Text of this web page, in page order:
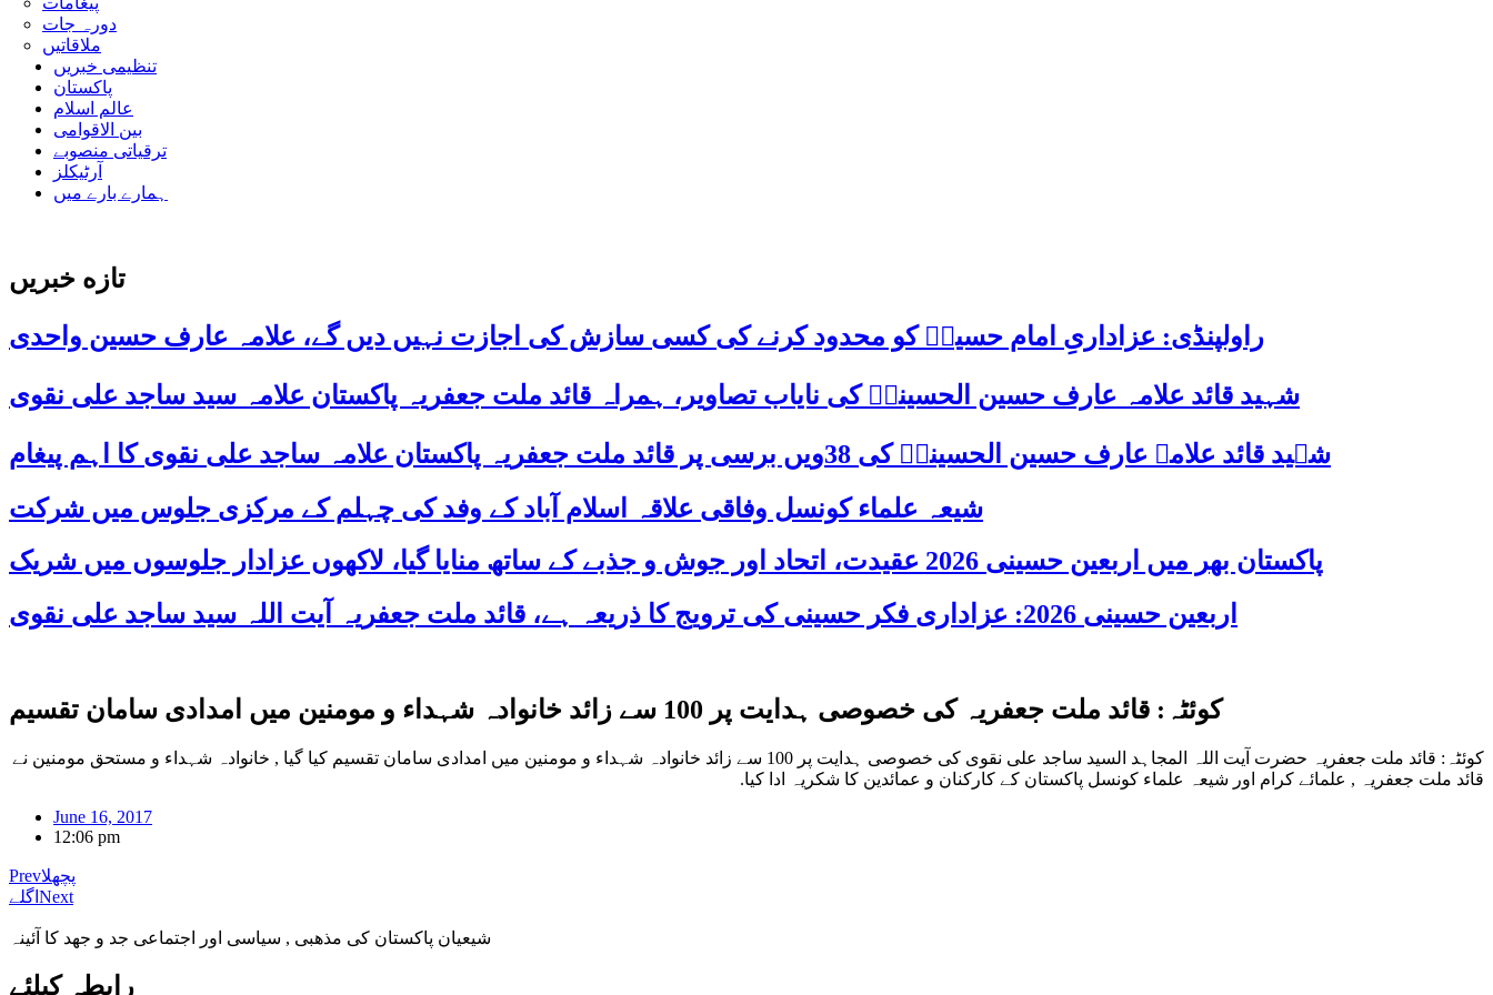
دورہ جات
ملاقاتیں
تنظیمی خبریں
پاکستان
عالم اسلام
بین الاقوامی
ترقیاتی منصوبے
آرٹیکلز
ہمارے بارے میں
تازه خبریں
راولپنڈی: عزاداریِ امام حسینؑ کو محدود کرنے کی کسی سازش کی اجازت نہیں دیں گے، علامہ عارف حسین واحدی
شہید قائد علامہ عارف حسین الحسینیؒ کی نایاب تصاویر، ہمراہ قائد ملت جعفریہ پاکستان علامہ سید ساجد علی نقوی
شہید قائد علامہ عارف حسین الحسینیؒ کی 38ویں برسی پر قائد ملت جعفریہ پاکستان علامہ ساجد علی نقوی کا اہم پیغام
شیعہ علماء کونسل وفاقی علاقہ اسلام آباد کے وفد کی چہلم کے مرکزی جلوس میں شرکت
پاکستان بھر میں اربعین حسینی 2026 عقیدت، اتحاد اور جوش و جذبے کے ساتھ منایا گیا، لاکھوں عزادار جلوسوں میں شریک
اربعین حسینی 2026: عزاداری فکر حسینی کی ترویج کا ذریعہ ہے، قائد ملت جعفریہ آیت اللہ سید ساجد علی نقوی
کوئٹہ: قائد ملت جعفریہ کی خصوصی ہدایت پر 100 سے زائد خانوادہ شہداء و مومنین میں امدادی سامان تقسیم
کوئٹہ: قائد ملت جعفریہ حضرت آیت اللہ المجاہد السید ساجد علی نقوی کی خصوصی ہدایت پر 100 سے زائد خانوادہ شہداء و مومنین میں امدادی سامان تقسیم کیا گیا , خانوادہ شہداء و مستحق مومنین نے
قائد ملت جعفریہ , علمائے کرام اور شیعہ علماء کونسل پاکستان کے کارکنان و عمائدین کا شکریہ ادا کیا.
June 16, 2017
12:06 pm
Prevپچھلا
اگلے Next
شیعیان پاکستان کی مذهبی , سیاسی اور اجتماعی جد و جهد کا آئینہ